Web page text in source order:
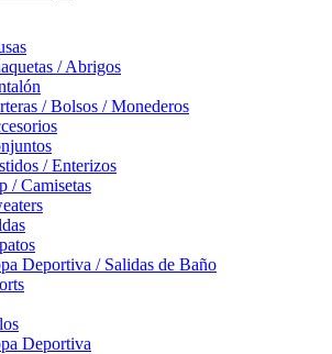
/ Abrigos
/ Bolsos / Monederos
/ Enterizos
/ Camisetas
Deportiva / Salidas de Baño
Deportiva